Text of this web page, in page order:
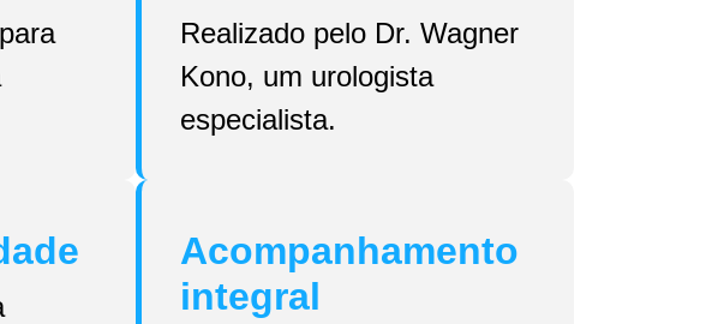
Realizado pelo Dr. Wagner
Kono, um urologista
especialista.
Acompanhamento
integral